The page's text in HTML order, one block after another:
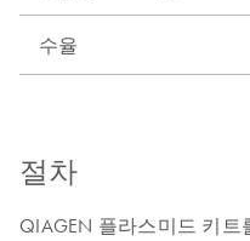
수율
절차
QIAGEN 플라스미드 키